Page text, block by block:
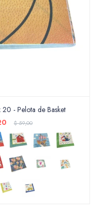
- Pelota de Basket
$59,00